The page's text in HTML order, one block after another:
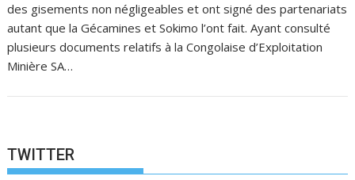
des gisements non négligeables et ont signé des partenariats
autant que la Gécamines et Sokimo l’ont fait. Ayant consulté
plusieurs documents relatifs à la Congolaise d’Exploitation
Minière SA…
TWITTER